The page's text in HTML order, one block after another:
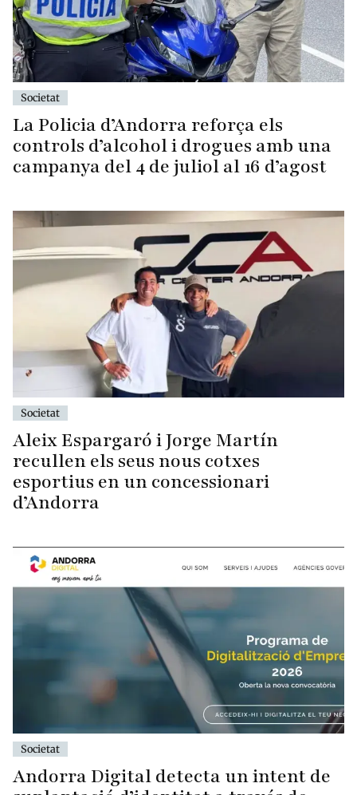
Societat
La Policia d’Andorra reforça els
controls d’alcohol i drogues amb una
campanya del 4 de juliol al 16 d’agost
Societat
Aleix Espargaró i Jorge Martín
recullen els seus nous cotxes
esportius en un concessionari
d’Andorra
Societat
Andorra Digital detecta un intent de